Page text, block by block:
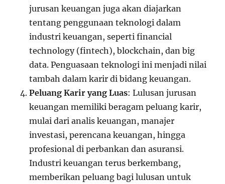
jurusan keuangan juga akan diajarkan
tentang penggunaan teknologi dalam
industri keuangan, seperti financial
technology (fintech), blockchain, dan big
data. Penguasaan teknologi ini menjadi nilai
tambah dalam karir di bidang keuangan.
Peluang Karir yang Luas: Lulusan jurusan
keuangan memiliki beragam peluang karir,
mulai dari analis keuangan, manajer
investasi, perencana keuangan, hingga
profesional di perbankan dan asuransi.
Industri keuangan terus berkembang,
memberikan peluang bagi lulusan untuk